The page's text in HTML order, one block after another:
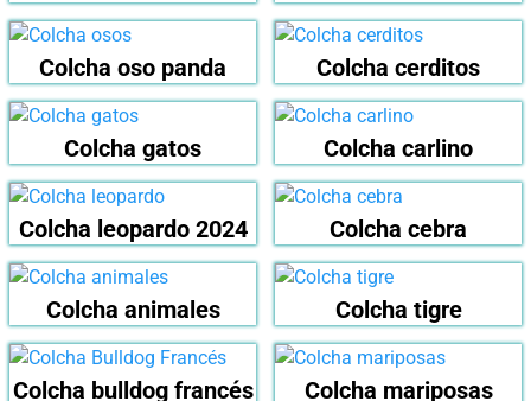
Colcha oso panda Colcha cerditos
Colcha gatos Colcha carlino
Colcha leopardo 2024 Colcha cebra
Colcha animales Colcha tigre
Colcha bulldog francés Colcha mariposas